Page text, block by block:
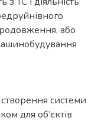
або
системи
для об’єктів